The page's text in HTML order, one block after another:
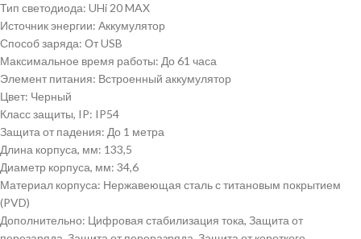
Тип светодиода: UHi 20 MAX
Источник энергии: Аккумулятор
Способ заряда: От USB
Максимальное время работы: До 61 часа
Элемент питания: Встроенный аккумулятор
Цвет: Черный
Класс защиты, IP: IP54
Защита от падения: До 1 метра
Длина корпуса, мм: 133,5
Диаметр корпуса, мм: 34,6
Материал корпуса: Нержавеющая сталь с титановым покрытием
(PVD)
Дополнительно: Цифровая стабилизация тока, Защита от